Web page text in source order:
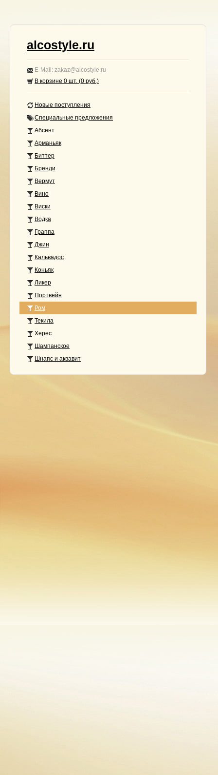
alcostyle.ru
E-Mail: zakaz@alcostyle.ru
В корзине 0 шт. (0 руб.)
Новые поступления
Специальные предложения
Абсент
Арманьяк
Биттер
Бренди
Вермут
Вино
Виски
Водка
Граппа
Джин
Кальвадос
Коньяк
Ликер
Портвейн
Ром
Текила
Херес
Шампанское
Шнапс и аквавит